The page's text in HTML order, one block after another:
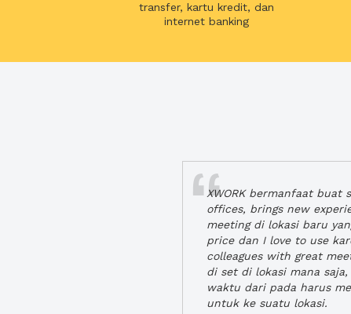
transfer, kartu kredit, dan
internet banking
XWORK bermanfaat buat
offices, brings new
meeting di lokasi baru
price dan I love to use
colleagues with great
di set di lokasi mana saja,
waktu dari pada harus
untuk ke suatu lokasi.